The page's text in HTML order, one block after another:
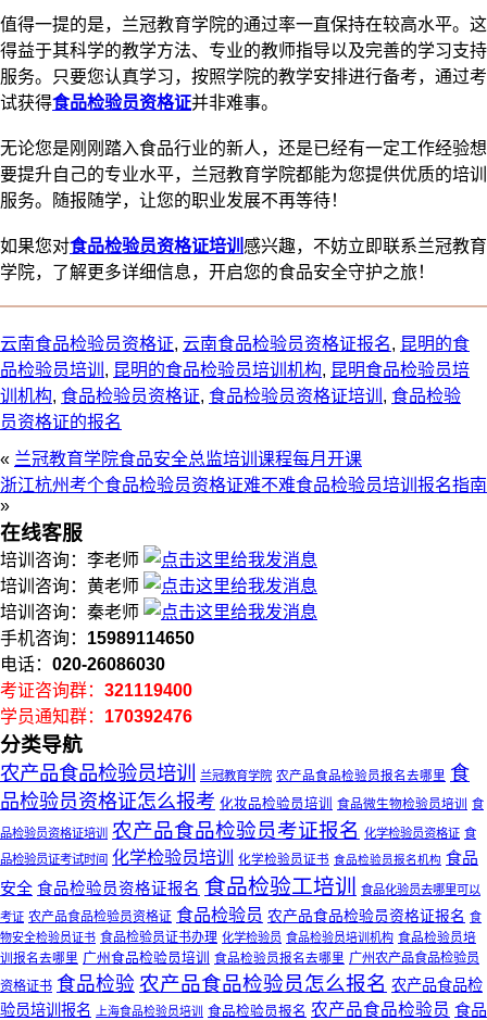
值得一提的是，兰冠教育学院的通过率一直保持在较高水平。这
得益于其科学的教学方法、专业的教师指导以及完善的学习支持
服务。只要您认真学习，按照学院的教学安排进行备考，通过考
试获得食品检验员资格证并非难事。
无论您是刚刚踏入食品行业的新人，还是已经有一定工作经验想
要提升自己的专业水平，兰冠教育学院都能为您提供优质的培训
服务。随报随学，让您的职业发展不再等待！
如果您对食品检验员资格证培训 感兴趣，不妨立即联系兰冠教育
学院，了解更多详细信息，开启您的食品安全守护之旅！
云南食品检验员资格证, 云南食品检验员资格证报名, 昆明的食
品检验员培训 , 昆明的食品检验员培训机构, 昆明食品检验员培
训机构, 食品检验员资格证, 食品检验员资格证培训 , 食品检验
员资格证的报名
« 兰冠教育学院食品安全总监培训课程每月开课
浙江杭州考个食品检验员资格证难不难食品检验员培训报名指南
»
在线客服
培训咨询：李老师
培训咨询：黄老师
培训咨询：秦老师
手机咨询： 15989114650
电话： 020-26086030
考证咨询群： 321119400
学员通知群： 170392476
分类导航
农产品食品检验员培训
兰冠教育学院 农产品食品检验员报名去哪里 食
品检验员资格证怎么报考 化妆品检验员培训 食品微生物检验员培训 食
品检验员资格证培训 农产品食品检验员考证报名 化学检验员资格证 食
品检验员证考试时间 化学检验员培训 化学检验员证书 食品检验员报名机构 食品
安全 食品检验员资格证报名 食品检验工培训 食品化验员去哪里可以
考证 农产品食品检验员资格证 食品检验员 农产品食品检验员资格证报名 食
物安全检验员证书 食品检验员证书办理 化学检验员 食品检验员培训机构 食品检验员培
训报名去哪里 广州食品检验员培训 食品检验员报名去哪里 广州农产品食品检验员
资格证书 食品检验 农产品食品检验员怎么报名 农产品食品检
验员培训报名
上海食品检验员培训 食品检验员报名 农产品食品检验员 食品